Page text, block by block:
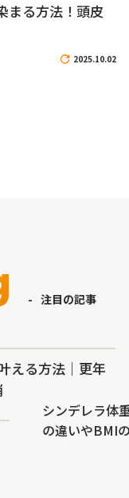
まる方法！頭皮
2025.10.02
注目の記事
える方法｜更年
シンデレラ体
の違いやBMI